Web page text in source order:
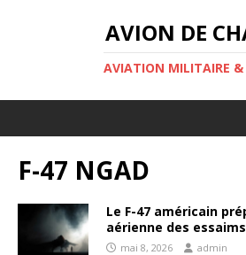
AVION DE
AVIATION MILITAIRE &
F-47 NGAD
Le F-47 américain
aérienne des essaims
mai 8, 2026 admin